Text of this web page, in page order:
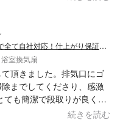
【業歴30年の経験と実績】予約から施工まで全て自社対応！仕上がり保証あり！
室換気扇
頂きました。排気口にゴ
までしてくださり、感激
ても簡潔で段取りが良く、
所がありません。 機会が
続きを読む